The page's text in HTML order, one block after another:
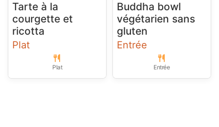
Tarte à la
courgette et
ricotta
Plat
Plat
Buddha bowl
végétarien sans
gluten
Entrée
Entrée